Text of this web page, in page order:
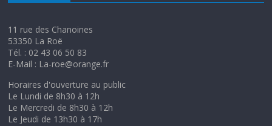
11 rue des Chanoines
53350 La Roë
Tél. : 02 43 06 50 83
E-Mail : La-roe@orange.fr
Horaires d'ouverture au public
Le Lundi de 8h30 à 12h
Le Mercredi de 8h30 à 12h
Le Jeudi de 13h30 à 17h